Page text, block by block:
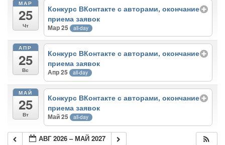
МАР
25
Чт
Конкурс ВКонтакте с авторами, окончание
приема заявок
Мар 25 all-day
АПР
25
Вс
Конкурс ВКонтакте с авторами, окончание
приема заявок
Апр 25 all-day
МАЙ
25
Вт
Конкурс ВКонтакте с авторами, окончание
приема заявок
Май 25 all-day
АВГ 2026 – МАЙ 2027